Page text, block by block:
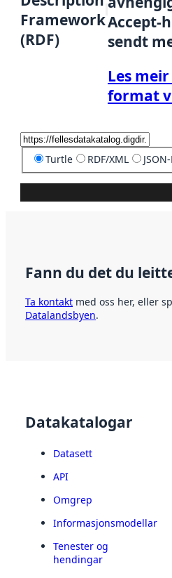
Framework
(RDF)
Accept-
sendt
Les
format
Turtle RDF/XML
Fann du det du
Ta kontakt med oss her, eller
Datalandsbyen.
Datakatalogar
Datasett
API
Omgrep
Informasjonsmodellar
Tenester og
hendingar